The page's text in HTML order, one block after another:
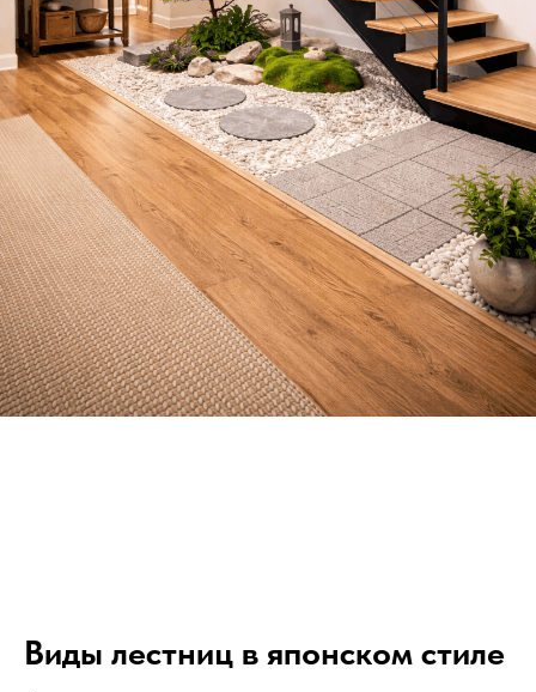
Виды лестниц в японском стиле